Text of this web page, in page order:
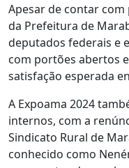
Apesar de contar
da Prefeitura de
deputados federais e
com portões abertos
satisfação esperada
A Expoama 2024
internos, com a
Sindicato Rural de
conhecido como